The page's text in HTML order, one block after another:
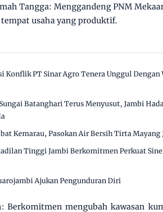
Tangga: Menggandeng PNM
usaha yang produktif.
Konflik PT Sinar Agro Tenera Unggul Dengan
Batanghari Terus Menyusut, Jambi
Kemarau, Pasokan Air Bersih Tirta Mayang
Tinggi Jambi Berkomitmen Perkuat
Ajukan Pengunduran Diri
Berkomitmen mengubah kawasan